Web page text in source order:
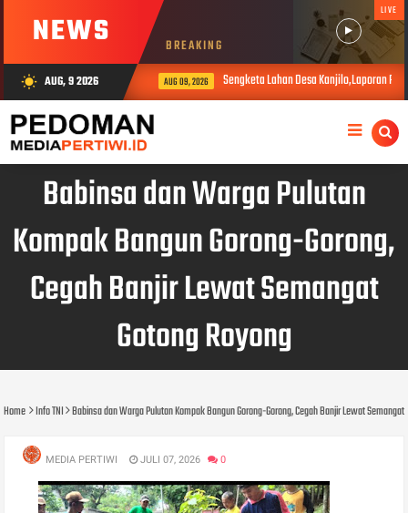
NEWS BREAKING
LIVE
wb_sunny AUG, 9 2026 AUG 09, 2026 Sengketa Lahan Desa Kanjilo,Laporan
Babinsa dan Warga Pulutan
Kompak Bangun Gorong-Gorong,
Cegah Banjir Lewat Semangat
Gotong Royong
Home Info TNI Babinsa dan Warga Pulutan Kompak Bangun Gorong-Gorong, Cegah Banjir Lewat
MEDIA PERTIWI JULI 07, 2026 0